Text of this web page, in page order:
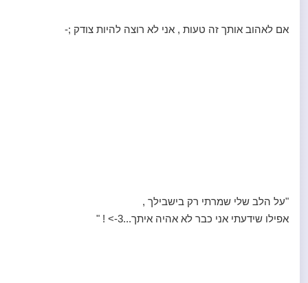
אם לאהוב אותך זה טעות , אני לא רוצה להיות צודק ;-
"על הלב שלי שמרתי רק בישבילך ,
אפילו שידעתי אני כבר לא אהיה איתך...3-> ! "